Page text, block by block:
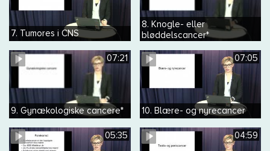
7. Tumores i CNS
8. Knogle- eller
bløddelscancer*
07:21
9. Gynækologiske cancere*
07:05
10. Blære- og nyrecancer
05:35 04:59